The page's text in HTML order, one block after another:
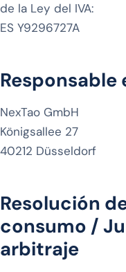
de la Ley del IVA:
ES Y9296727A
NexTao GmbH
Königsallee 27
40212 Düsseldorf
Resolución
consumo /
arbitraje